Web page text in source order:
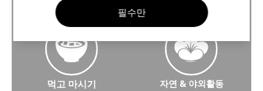
필수만
예술과 문화에 대해 더 알아보세요Morning & Night에 대해 자세
먹고 마시기 자연 & 야외활동